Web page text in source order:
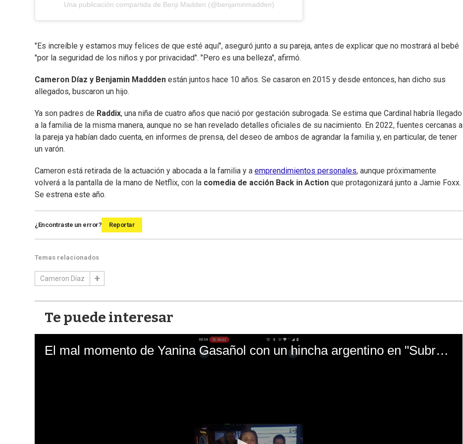
Una publicación compartida de Benji Madden (@benjaminmadden)
"Es increíble y estamos muy felices de que esté aquí", aseguró junto a su pareja, antes de explicar que no mostrará al bebé
"por la seguridad de los niños y por privacidad". "Pero es una belleza", afirmó.
Cameron Díaz y Benjamin Maddden están juntos hace 10 años. Se casaron en 2015 y desde entonces, han dicho sus
allegados, buscaron un hijo.
Ya son padres de Raddix, una niña de cuatro años que nació por gestación subrogada. Se estima que Cardinal habría llegado
a la familia de la misma manera, aunque no se han revelado detalles oficiales de su nacimiento. En 2022, fuentes cercanas a
la pareja ya habían dado cuenta, en informes de prensa, del deseo de ambos de agrandar la familia y, en particular, de tener
un varón.
Cameron está retirada de la actuación y abocada a la familia y a emprendimientos personales, aunque próximamente
volverá a la pantalla de la mano de Netflix, con la comedia de acción Back in Action que protagonizará junto a Jamie Foxx.
Se estrena este año.
¿Encontraste un error? Reportar
Temas relacionados
Cameron Díaz
Te puede interesar
El mal momento de Yanina Gasañol con un hincha argentino en "Subrayado"